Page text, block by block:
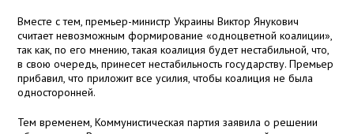
Вместе с тем, премьер-министр Украины Виктор Янукович
считает невозможным формирование «одноцветной коалиции»,
так как, по его мнению, такая коалиция будет нестабильной, что,
в свою очередь, принесет нестабильность государству. Премьер
прибавил, что приложит все усилия, чтобы коалиция не была
односторонней.
Тем временем, Коммунистическая партия заявила о решении